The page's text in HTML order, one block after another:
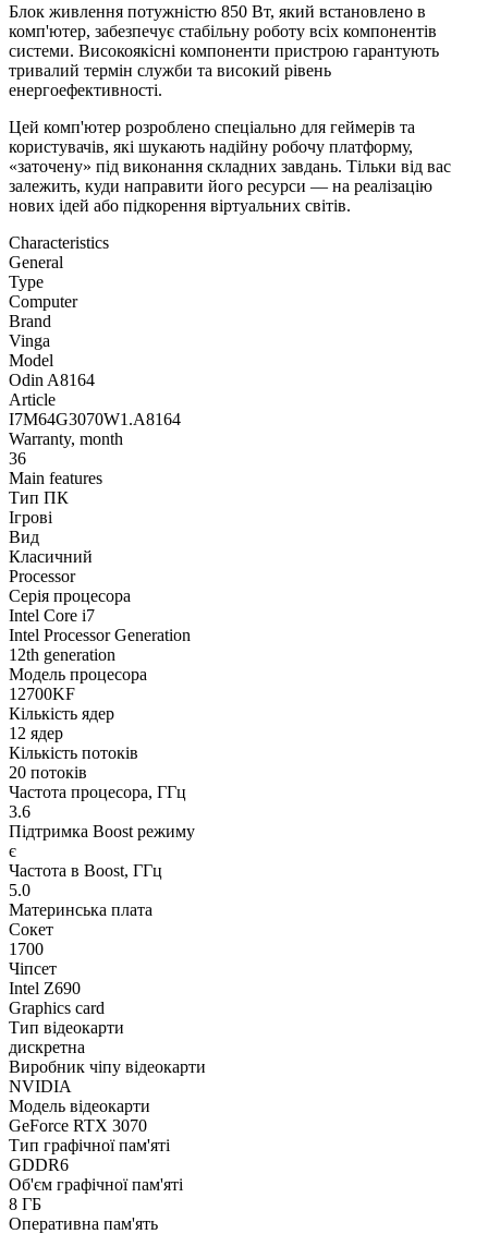
Блок живлення потужністю 850 Вт, який встановлено в
комп'ютер, забезпечує стабільну роботу всіх компонентів
системи. Високоякісні компоненти пристрою гарантують
тривалий термін служби та високий рівень
енергоефективності.
Цей комп'ютер розроблено спеціально для геймерів та
користувачів, які шукають надійну робочу платформу,
«заточену» під виконання складних завдань. Тільки від вас
залежить, куди направити його ресурси — на реалізацію
нових ідей або підкорення віртуальних світів.
Characteristics
General
Type
Computer
Brand
Vinga
Model
Odin A8164
Article
I7M64G3070W1.A8164
Warranty, month
36
Main features
Тип ПК
Ігрові
Вид
Класичний
Processor
Серія процесора
Intel Core i7
Intel Processor Generation
12th generation
Модель процесора
12700KF
Кількість ядер
12 ядер
Кількість потоків
20 потоків
Частота процесора, ГГц
3.6
Підтримка Boost режиму
є
Частота в Boost, ГГц
5.0
Материнська плата
Сокет
1700
Чіпсет
Intel Z690
Graphics card
Тип відеокарти
дискретна
Виробник чіпу відеокарти
NVIDIA
Модель відеокарти
GeForce RTX 3070
Тип графічної пам'яті
GDDR6
Об'єм графічної пам'яті
8 ГБ
Оперативна пам'ять